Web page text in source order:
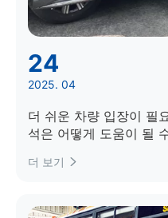
24
2025. 04
더 쉬운 차량 입장이 필
석은 어떻게 도움이 될
더 보기 